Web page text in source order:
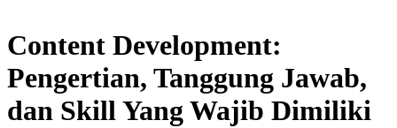
Content Development:
Pengertian, Tanggung Jawab,
dan Skill Yang Wajib Dimiliki